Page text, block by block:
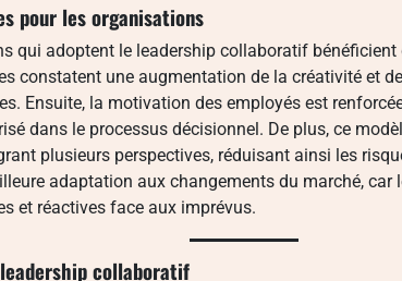
pour les organisations
qui adoptent le leadership collaboratif bénéficient
constatent une augmentation de la créativité et
Ensuite, la motivation des employés est
dans le processus décisionnel. De plus, ce
plusieurs perspectives, réduisant ainsi les
adaptation aux changements du marché, car
et réactives face aux imprévus.
collaboratif